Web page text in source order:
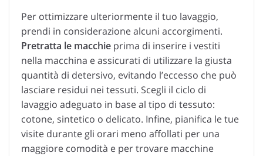
Per ottimizzare ulteriormente il tuo lavaggio,
prendi in considerazione alcuni accorgimenti.
Pretratta le macchie prima di inserire i vestiti
nella macchina e assicurati di utilizzare la giusta
quantità di detersivo, evitando l’eccesso che può
lasciare residui nei tessuti. Scegli il ciclo di
lavaggio adeguato in base al tipo di tessuto:
cotone, sintetico o delicato. Infine, pianifica le tue
visite durante gli orari meno affollati per una
maggiore comodità e per trovare macchine